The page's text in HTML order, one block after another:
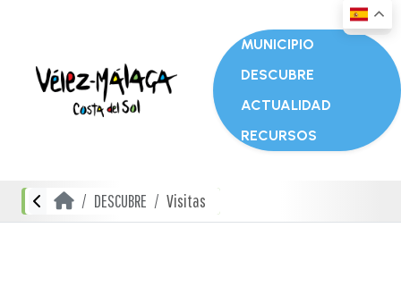
MUNICIPIO
DESCUBRE
ACTUALIDAD
RECURSOS
DESCUBRE Visitas